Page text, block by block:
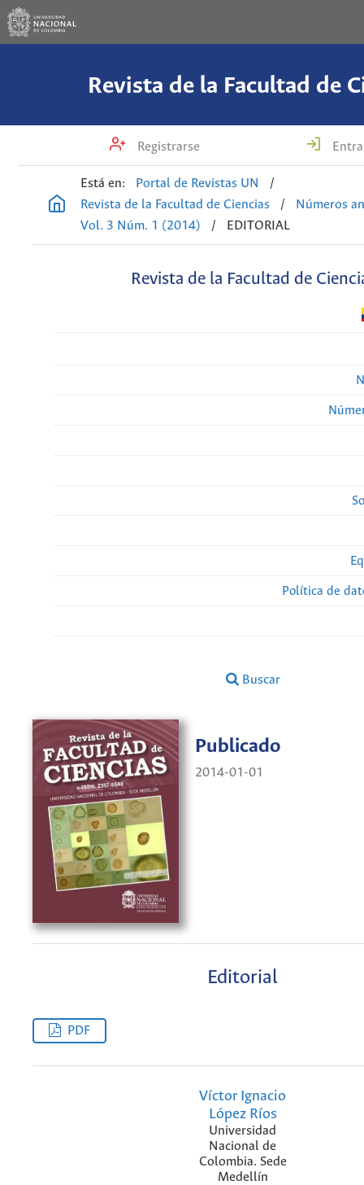
Revista de la Facultad de
Registrarse
Está en: Portal de Revistas UN
/
Revista de la Facultad de Ciencias
/
Números
Vol. 3 Núm. 1 (2014)
/ EDITORIAL
Revista de la Facultad de
Política de
Buscar
Publicado
2014-01-01
Editorial
PDF
Víctor Ignacio
López Ríos
Universidad
Nacional de
Colombia. Sede
Medellín